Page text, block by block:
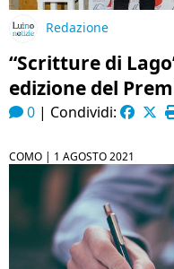
Redazione
“Scritture di
edizione del
0 | Condividi:
COMO | 1 AGOSTO 2021